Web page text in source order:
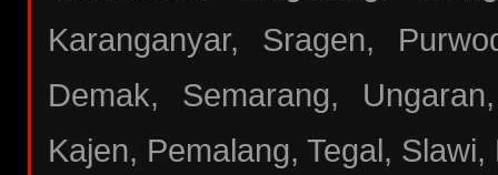
Karanganyar, Sragen,
Demak, Semarang,
Kajen, Pemalang, Tegal,